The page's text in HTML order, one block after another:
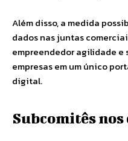
Além disso, a medida
dados nas juntas
empreendedor agilidade
empresas em um único
digital.
Subcomitês nos